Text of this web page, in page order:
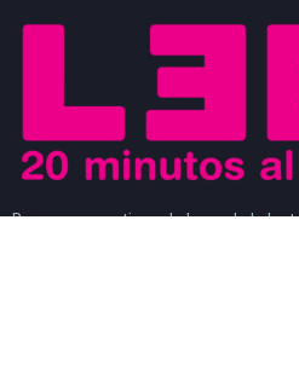
Buscamos motivar el placer de la